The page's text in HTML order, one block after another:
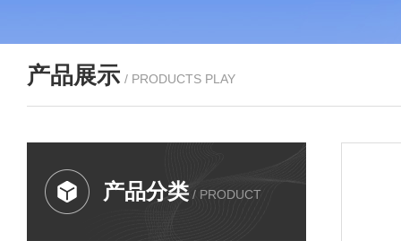
产品展示 / PRODUCTS PLAY
产品分类 / PRODUCT